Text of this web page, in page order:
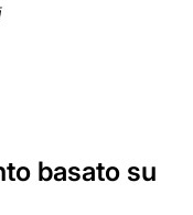
basato su